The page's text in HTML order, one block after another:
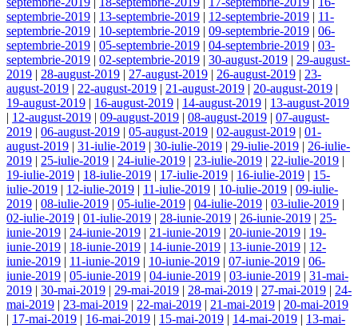
septembrie-2019 | 13-septembrie-2019 | 12-septembrie-2019 | 11-
septembrie-2019 | 10-septembrie-2019 | 09-septembrie-2019 | 06-
septembrie-2019 | 05-septembrie-2019 | 04-septembrie-2019 | 03-
septembrie-2019 | 02-septembrie-2019 | 30-august-2019 | 29-august-
2019 | 28-august-2019 | 27-august-2019 | 26-august-2019 | 23-
august-2019 | 22-august-2019 | 21-august-2019 | 20-august-2019 |
19-august-2019 | 16-august-2019 | 14-august-2019 | 13-august-2019
| 12-august-2019 | 09-august-2019 | 08-august-2019 | 07-august-
2019 | 06-august-2019 | 05-august-2019 | 02-august-2019 | 01-
august-2019 | 31-iulie-2019 | 30-iulie-2019 | 29-iulie-2019 | 26-iulie-
2019 | 25-iulie-2019 | 24-iulie-2019 | 23-iulie-2019 | 22-iulie-2019 |
19-iulie-2019 | 18-iulie-2019 | 17-iulie-2019 | 16-iulie-2019 | 15-
iulie-2019 | 12-iulie-2019 | 11-iulie-2019 | 10-iulie-2019 | 09-iulie-
2019 | 08-iulie-2019 | 05-iulie-2019 | 04-iulie-2019 | 03-iulie-2019 |
02-iulie-2019 | 01-iulie-2019 | 28-iunie-2019 | 26-iunie-2019 | 25-
iunie-2019 | 24-iunie-2019 | 21-iunie-2019 | 20-iunie-2019 | 19-
iunie-2019 | 18-iunie-2019 | 14-iunie-2019 | 13-iunie-2019 | 12-
iunie-2019 | 11-iunie-2019 | 10-iunie-2019 | 07-iunie-2019 | 06-
iunie-2019 | 05-iunie-2019 | 04-iunie-2019 | 03-iunie-2019 | 31-mai-
2019 | 30-mai-2019 | 29-mai-2019 | 28-mai-2019 | 27-mai-2019 | 24-
mai-2019 | 23-mai-2019 | 22-mai-2019 | 21-mai-2019 | 20-mai-2019
| 17-mai-2019 | 16-mai-2019 | 15-mai-2019 | 14-mai-2019 | 13-mai-